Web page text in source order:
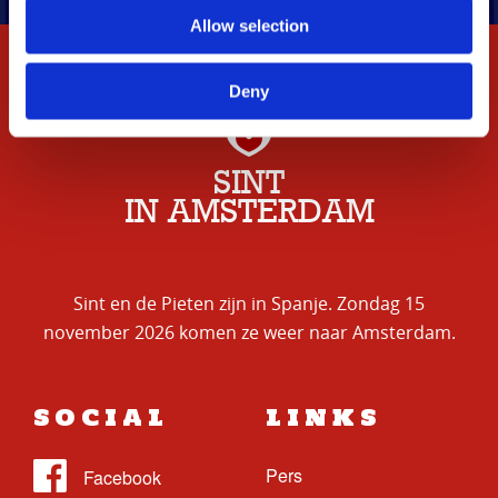
Allow selection
Deny
SINT
IN AMSTERDAM
Sint en de Pieten zijn in Spanje. Zondag 15
november 2026 komen ze weer naar Amsterdam.
SOCIAL LINKS
Pers